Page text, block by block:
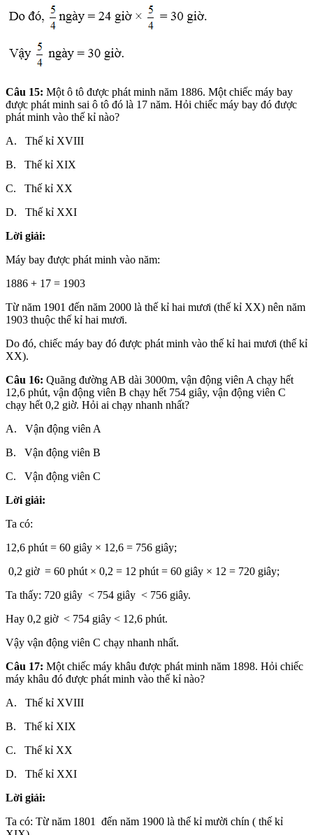
Câu 15: Một ô tô được phát minh năm 1886. Một chiếc máy bay
được phát minh sai ô tô đó là 17 năm. Hỏi chiếc máy bay đó được
phát minh vào thế kỉ nào?
A. Thế kỉ XVIII
B. Thế kỉ XIX
C. Thế kỉ XX
D. Thế kỉ XXI
Lời giải:
Máy bay được phát minh vào năm:
1886 + 17 = 1903
Từ năm 1901 đến năm 2000 là thế kỉ hai mươi (thế kỉ XX) nên năm
1903 thuộc thế kỉ hai mươi.
Do đó, chiếc máy bay đó được phát minh vào thế kỉ hai mươi (thế kỉ
XX).
Câu 16: Quãng đường AB dài 3000m, vận động viên A chạy hết
12,6 phút, vận động viên B chạy hết 754 giây, vận động viên C
chạy hết 0,2 giờ. Hỏi ai chạy nhanh nhất?
A. Vận động viên A
B. Vận động viên B
C. Vận động viên C
Lời giải:
Ta có:
12,6 phút = 60 giây × 12,6 = 756 giây;
0,2 giờ = 60 phút × 0,2 = 12 phút = 60 giây × 12 = 720 giây;
Ta thấy: 720 giây < 754 giây < 756 giây.
Hay 0,2 giờ < 754 giây < 12,6 phút.
Vậy vận động viên C chạy nhanh nhất.
Câu 17: Một chiếc máy khâu được phát minh năm 1898. Hỏi chiếc
máy khâu đó được phát minh vào thế kỉ nào?
A. Thế kỉ XVIII
B. Thế kỉ XIX
C. Thế kỉ XX
D. Thế kỉ XXI
Lời giải:
Ta có: Từ năm 1801 đến năm 1900 là thế kỉ mười chín ( thế kỉ